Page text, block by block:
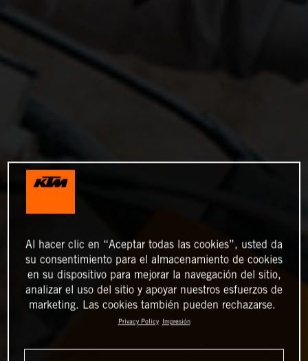
Al hacer clic en “Aceptar todas las cookies”, usted da
su consentimiento para el almacenamiento de cookies
en su dispositivo para mejorar la navegación del sitio,
analizar el uso del sitio y apoyar nuestros esfuerzos de
marketing. Las cookies también pueden rechazarse.
Privacy Policy Impresión